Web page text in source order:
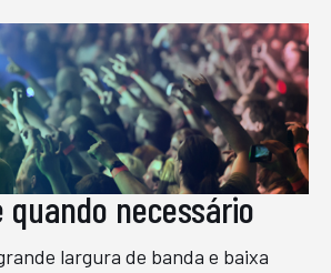
quando necessário
largura de banda e baixa